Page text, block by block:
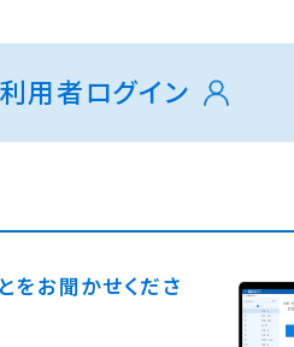
利用者ログイン
をお聞かせくださ